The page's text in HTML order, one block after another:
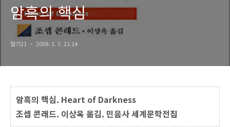
암흑의 핵심
딸기21 2009. 1. 7. 21:14
암흑의 핵심. Heart of Darkness
조셉 콘래드. 이상옥 옮김. 민음사 세계문학전집